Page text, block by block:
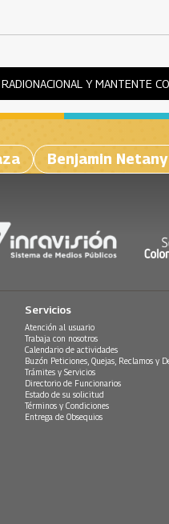
Y MANTENTE
Benjamin
Servicios
Atención al usuario
Trabaja con nosotros
Calendario de actividades
Buzón Peticiones, Quejas, Reclamos y
Trámites y Servicios
Directorio de Funcionarios
Estado de su solicitud
Términos y Condiciones
Entrega de Obsequios